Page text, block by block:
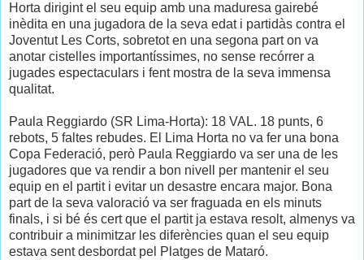
Horta dirigint el seu equip amb una maduresa gairebé
inèdita en una jugadora de la seva edat i partidàs contra el
Joventut Les Corts, sobretot en una segona part on va
anotar cistelles importantíssimes, no sense recórrer a
jugades espectaculars i fent mostra de la seva immensa
qualitat.
Paula Reggiardo (SR Lima-Horta): 18 VAL. 18 punts, 6
rebots, 5 faltes rebudes. El Lima Horta no va fer una bona
Copa Federació, però Paula Reggiardo va ser una de les
jugadores que va rendir a bon nivell per mantenir el seu
equip en el partit i evitar un desastre encara major. Bona
part de la seva valoració va ser fraguada en els minuts
finals, i si bé és cert que el partit ja estava resolt, almenys va
contribuir a minimitzar les diferències quan el seu equip
estava sent desbordat pel Platges de Mataró.